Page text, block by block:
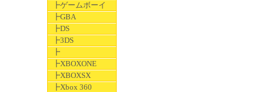
┣ゲームボーイ
┣GBA
┣DS
┣3DS
┣
┣XBOXONE
┣XBOXSX
┣Xbox 360